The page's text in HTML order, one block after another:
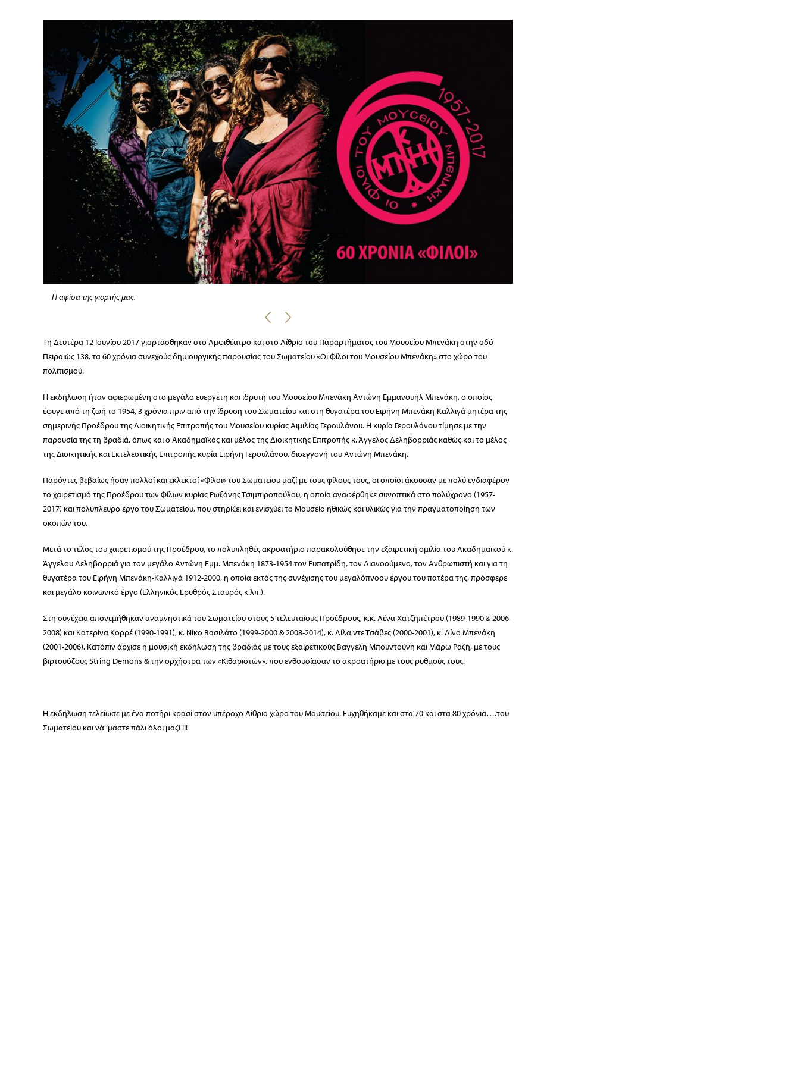
Η αφίσα της γιορτής μας.
Τη Δευτέρα 12 Ιουνίου 2017 γιορτάσθηκαν στο Αμφιθέατρο και στο Αίθριο του Παραρτήματος του Μουσείου Μπενάκη στην οδό
Πειραιώς 138, τα 60 χρόνια συνεχούς δημιουργικής παρουσίας του Σωματείου «Οι Φίλοι του Μουσείου Μπενάκη» στο χώρο του
πολιτισμού.
Η εκδήλωση ήταν αφιερωμένη στο μεγάλο ευεργέτη και ιδρυτή του Μουσείου Μπενάκη Αντώνη Εμμανουήλ Μπενάκη, ο οποίος
έφυγε από τη ζωή το 1954, 3 χρόνια πριν από την ίδρυση του Σωματείου και στη θυγατέρα του Ειρήνη Μπενάκη-Καλλιγά μητέρα της
σημερινής Προέδρου της Διοικητικής Επιτροπής του Μουσείου κυρίας Αιμιλίας Γερουλάνου. Η κυρία Γερουλάνου τίμησε με την
παρουσία της τη βραδιά, όπως και ο Ακαδημαϊκός και μέλος της Διοικητικής Επιτροπής κ. Άγγελος Δεληβορριάς καθώς και το μέλος
της Διοικητικής και Εκτελεστικής Επιτροπής κυρία Ειρήνη Γερουλάνου, δισεγγονή του Αντώνη Μπενάκη.
Παρόντες βεβαίως ήσαν πολλοί και εκλεκτοί «Φίλοι» του Σωματείου μαζί με τους φίλους τους, οι οποίοι άκουσαν με πολύ ενδιαφέρον
το χαιρετισμό της Προέδρου των Φίλων κυρίας Ρωξάνης Τσιμπιροπούλου, η οποία αναφέρθηκε συνοπτικά στο πολύχρονο (1957-
2017) και πολύπλευρο έργο του Σωματείου, που στηρίζει και ενισχύει το Μουσείο ηθικώς και υλικώς για την πραγματοποίηση των
σκοπών του.
Μετά το τέλος του χαιρετισμού της Προέδρου, το πολυπληθές ακροατήριο παρακολούθησε την εξαιρετική ομιλία του Ακαδημαϊκού κ.
Άγγελου Δεληβορριά για τον μεγάλο Αντώνη Εμμ. Μπενάκη 1873-1954 τον Ευπατρίδη, τον Διανοούμενο, τον Ανθρωπιστή και για τη
θυγατέρα του Ειρήνη Μπενάκη-Καλλιγά 1912-2000, η οποία εκτός της συνέχισης του μεγαλόπνοου έργου του πατέρα της, πρόσφερε
και μεγάλο κοινωνικό έργο (Ελληνικός Ερυθρός Σταυρός κ.λπ.).
Στη συνέχεια απονεμήθηκαν αναμνηστικά του Σωματείου στους 5 τελευταίους Προέδρους, κ.κ. Λένα Χατζηπέτρου (1989-1990 & 2006-
2008) και Κατερίνα Κορρέ (1990-1991), κ. Νίκο Βασιλάτο (1999-2000 & 2008-2014), κ. Λίλα ντε Τσάβες (2000-2001), κ. Λίνο Μπενάκη
(2001-2006). Κατόπιν άρχισε η μουσική εκδήλωση της βραδιάς με τους εξαιρετικούς Βαγγέλη Μπουντούνη και Μάρω Ραζή, με τους
βιρτουόζους String Demons & την ορχήστρα των «Κιθαριστών», που ενθουσίασαν το ακροατήριο με τους ρυθμούς τους.
Η εκδήλωση τελείωσε με ένα ποτήρι κρασί στον υπέροχο Αίθριο χώρο του Μουσείου. Ευχηθήκαμε και στα 70 και στα 80 χρόνια….του
Σωματείου και νά ’μαστε πάλι όλοι μαζί !!!